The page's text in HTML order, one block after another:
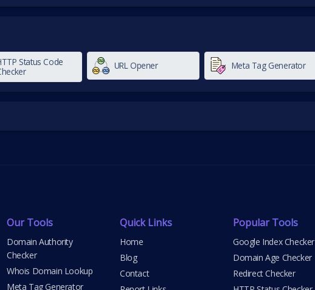
Status Code
URL Opener Meta Tag Generator
Our Tools
Domain Authority
Checker
Whois Domain Lookup
Meta Tag Generator
Quick Links
Home
Blog
Contact
Popular Tools
Google Index Checker
Domain Age Checker
Redirect Checker